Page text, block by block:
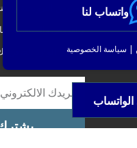
العروض الترويجية
والعروض والمبيعات.
صندوق الوارد الخاص
واتساب لنا
| سياسة الخصوصية